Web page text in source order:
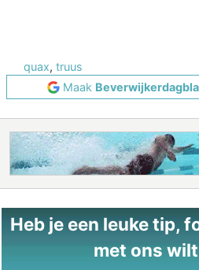
quax, truus
Maak
Heb je een leuke tip,
met ons